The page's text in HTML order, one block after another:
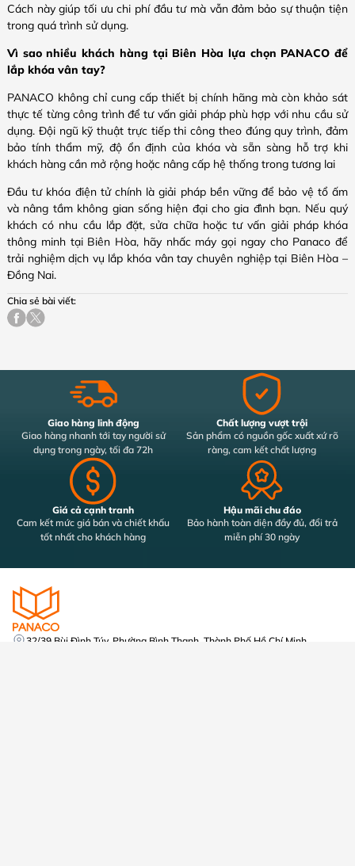
Cách này giúp tối ưu chi phí đầu tư mà vẫn đảm bảo sự thuận tiện
trong quá trình sử dụng.
Vì sao nhiều khách hàng tại Biên Hòa lựa chọn PANACO để
lắp khóa vân tay?
PANACO không chỉ cung cấp thiết bị chính hãng mà còn khảo sát
thực tế từng công trình để tư vấn giải pháp phù hợp với nhu cầu sử
dụng. Đội ngũ kỹ thuật trực tiếp thi công theo đúng quy trình, đảm
bảo tính thẩm mỹ, độ ổn định của khóa và sẵn sàng hỗ trợ khi
khách hàng cần mở rộng hoặc nâng cấp hệ thống trong tương lai
Đầu tư khóa điện tử chính là giải pháp bền vững để bảo vệ tổ ấm
và nâng tầm không gian sống hiện đại cho gia đình bạn. Nếu quý
khách có nhu cầu lắp đặt, sửa chữa hoặc tư vấn giải pháp khóa
thông minh tại Biên Hòa, hãy nhấc máy gọi ngay cho Panaco để
trải nghiệm dịch vụ lắp khóa vân tay chuyên nghiệp tại Biên Hòa –
Đồng Nai.
Chia sẻ bài viết:
Giao hàng linh động
Giao hàng nhanh tới tay người sử
dụng trong ngày, tối đa 72h
Chất lượng vượt trội
Sản phẩm có nguồn gốc xuất xứ rõ
ràng, cam kết chất lượng
Giá cả cạnh tranh
Cam kết mức giá bán và chiết khấu
tốt nhất cho khách hàng
Hậu mãi chu đáo
Bảo hành toàn diện đầy đủ, đổi trả
miễn phí 30 ngày
32/39 Bùi Đình Túy, Phường Bình Thạnh, Thành Phố Hồ Chí Minh